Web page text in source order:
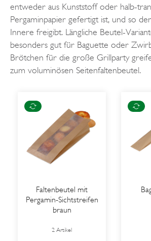
entweder aus Kunststoff oder halb-
Pergaminpapier gefertigt ist, und so
Innere freigibt. Längliche Beutel-
besonders gut für Baguette oder
Brötchen für die große Grillparty
zum voluminösen Seitenfaltenbeutel.
Faltenbeutel mit
Pergamin-Sichtstreifen
braun
2 Artikel